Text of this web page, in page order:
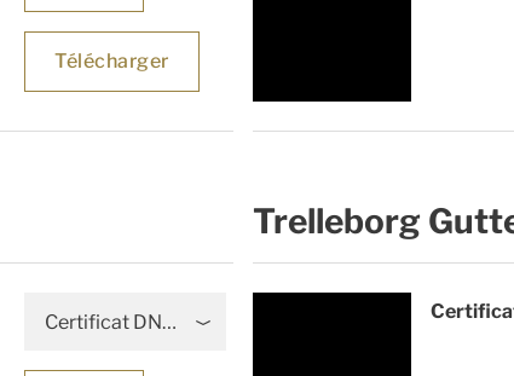
Télécharger
Certificat DNV GL
Trelleborg